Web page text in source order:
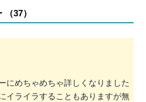
（37）
にめちゃめちゃ詳しくなりました
イライラすることもありますが無